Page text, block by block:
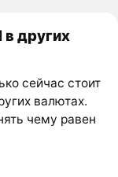
в других
сейчас стоит
валютах.
чему равен